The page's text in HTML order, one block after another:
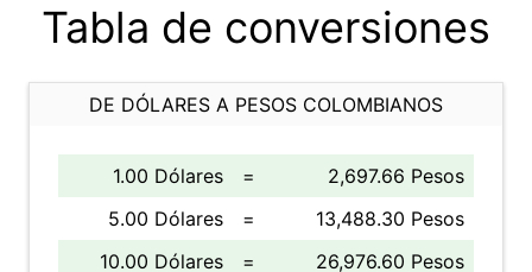
Tabla de conversiones
DE DÓLARES A PESOS COLOMBIANOS
1.00 Dólares =
2,697.66 Pesos
5.00 Dólares
=
13,488.30 Pesos
10.00 Dólares
=
26,976.60 Pesos